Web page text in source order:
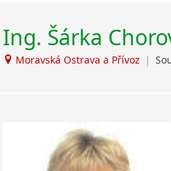
Bambarština
Bantuské jazyky
Bengálština
Bosenština
Bulharština
Ing. Šárka
Moravská Ostrava a Přívoz |